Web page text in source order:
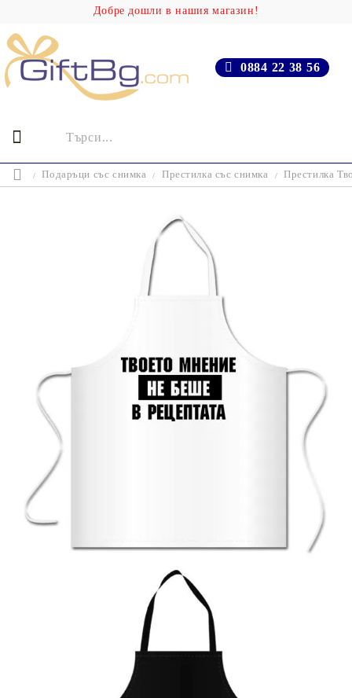
Добре дошли в нашия магазин!
0884 22 38 56
Подаръци със снимка Престилка със снимка Престилка